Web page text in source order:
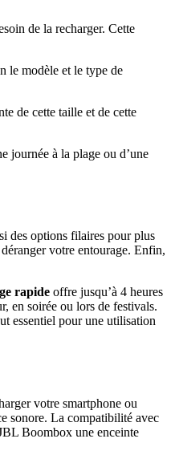
de la recharger. Cette
le modèle et le type de
de cette taille et de cette
journée à la plage ou d’une
des options filaires pour plus
votre entourage. Enfin,
rapide offre jusqu’à 4 heures
en soirée ou lors de festivals.
essentiel pour une utilisation
votre smartphone ou
sonore. La compatibilité avec
Boombox une enceinte